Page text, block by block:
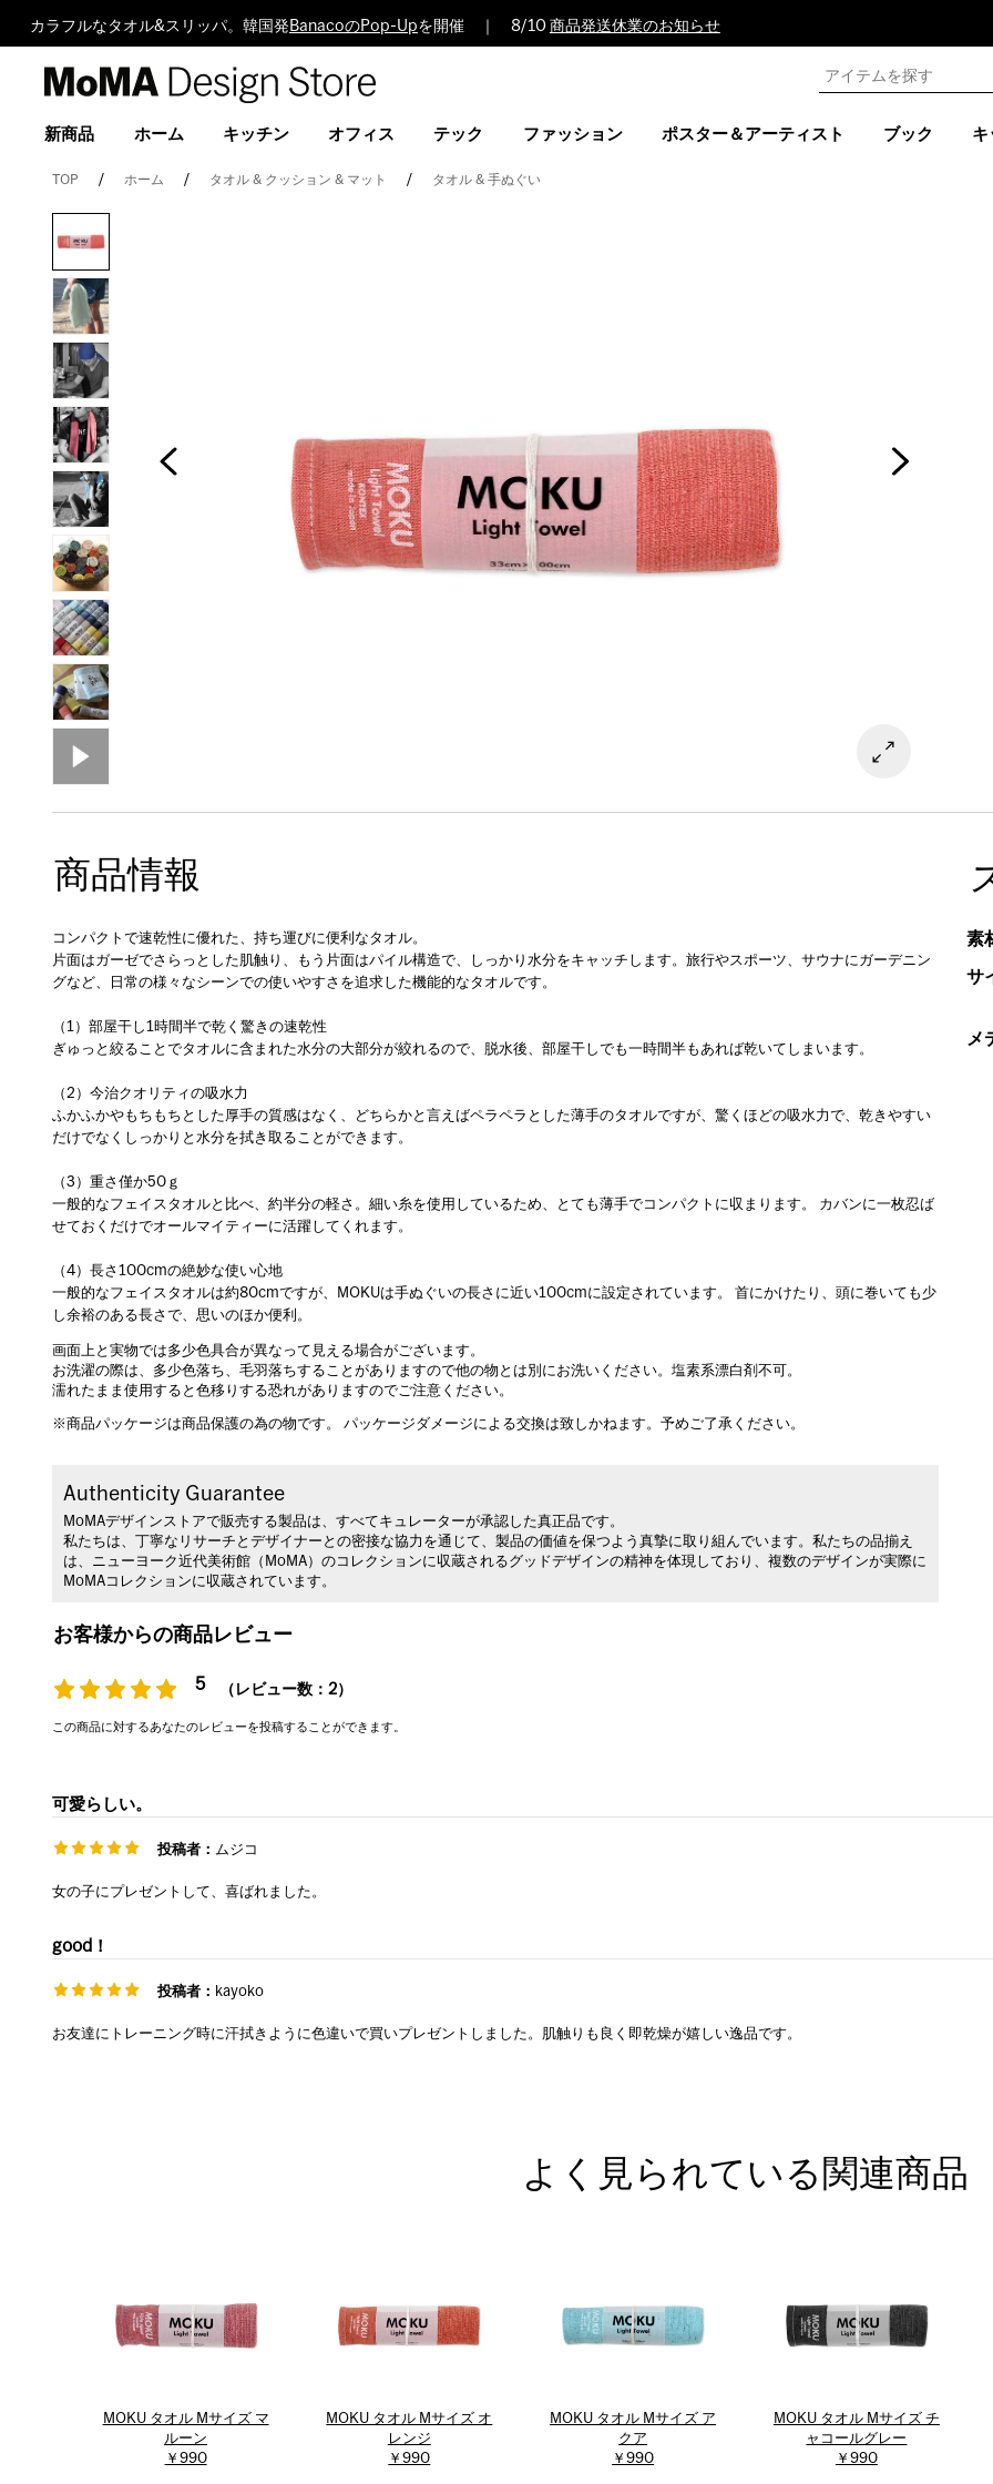
カラフルなタオル&スリッパ。韓国発 BanacoのPop-Upを開催 ｜ 8/10 商品発送休業のお知らせ
Design
新商品 ホーム キッチン オフィス テック ファッション ポスター＆アーティスト ブック キ
TOP ホーム タオル & クッション & マット タオル & 手ぬぐい
商品情報
コンパクトで速乾性に優れた、持ち運びに便利なタオル。
片面はガーゼでさらっとした肌触り、もう片面はパイル構造で、しっかり水分をキャッチします。旅行やスポーツ、サウナにガーデニン
グなど、日常の様々なシーンでの使いやすさを追求した機能的なタオルです。
（1）部屋干し1時間半で乾く驚きの速乾性
ぎゅっと絞ることでタオルに含まれた水分の大部分が絞れるので、脱水後、部屋干しでも一時間半もあれば乾いてしまいます。
（2）今治クオリティの吸水力
ふかふかやもちもちとした厚手の質感はなく、どちらかと言えばペラペラとした薄手のタオルですが、驚くほどの吸水力で、乾きやすい
だけでなくしっかりと水分を拭き取ることができます。
（3）重さ僅か50ｇ
一般的なフェイスタオルと比べ、約半分の軽さ。細い糸を使用しているため、とても薄手でコンパクトに収まります。 カバンに一枚忍ば
せておくだけでオールマイティーに活躍してくれます。
（4）長さ100cmの絶妙な使い心地
一般的なフェイスタオルは約80cmですが、MOKUは手ぬぐいの長さに近い100cmに設定されています。 首にかけたり、頭に巻いても少
し余裕のある長さで、思いのほか便利。
画面上と実物では多少色具合が異なって見える場合がございます。
お洗濯の際は、多少色落ち、毛羽落ちすることがありますので他の物とは別にお洗いください。塩素系漂白剤不可。
濡れたまま使用すると色移りする恐れがありますのでご注意ください。
※商品パッケージは商品保護の為の物です。 パッケージダメージによる交換は致しかねます。予めご了承ください。
Authenticity Guarantee
MoMAデザインストアで販売する製品は、すべてキュレーターが承認した真正品です。
私たちは、丁寧なリサーチとデザイナーとの密接な協力を通じて、製品の価値を保つよう真摯に取り組んでいます。私たちの品揃え
は、ニューヨーク近代美術館（MoMA）のコレクションに収蔵されるグッドデザインの精神を体現しており、複数のデザインが実際に
MoMAコレクションに収蔵されています。
素
サ
メ
お客様からの商品レビュー
5 （レビュー数：2）
この商品に対するあなたのレビューを投稿することができます。
可愛らしい。
投稿者：ムジコ
女の子にプレゼントして、喜ばれました。
good！
投稿者： kayoko
お友達にトレーニング時に汗拭きように色違いで買いプレゼントしました。肌触りも良く即乾燥が嬉しい逸品です。
よく見られている関連商品
MOKU タオル Mサイズ マ
ルーン
￥990
MOKU タオル Mサイズ オ
レンジ
￥990
MOKU タオル Mサイズ ア
クア
￥990
MOKU タオル Mサイズ チ
ャコールグレー
￥990